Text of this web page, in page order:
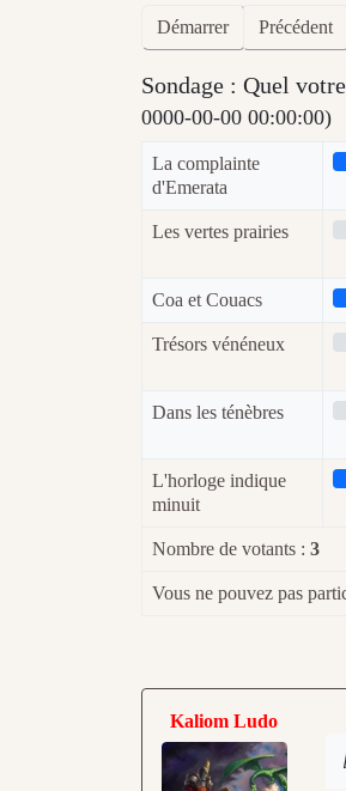
Démarrer Précédent
Sondage : Quel
0000-00-00 00:00:00)
La complainte
d'Emerata
Les vertes prairies
Coa et Couacs
Trésors vénéneux
Dans les ténèbres
L'horloge indique
minuit
Nombre de votants : 3
Vous ne pouvez pas
Kaliom Ludo